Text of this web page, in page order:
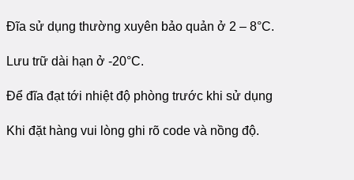
Đĩa sử dụng thường xuyên bảo quản ở 2 – 8°C.
Lưu trữ dài hạn ở -20°C.
Để đĩa đạt tới nhiệt độ phòng trước khi sử dụng
Khi đặt hàng vui lòng ghi rõ code và nồng độ.